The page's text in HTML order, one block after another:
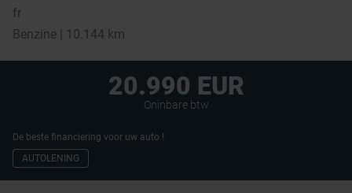
fr
Benzine | 10.144 km
20.990 EUR
Oninbare btw
De beste financiering voor uw auto !
AUTOLENING